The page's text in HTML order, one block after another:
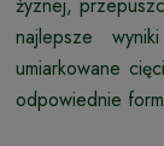
żyznej,
najlepsze
umiarkowane
odpowiednie